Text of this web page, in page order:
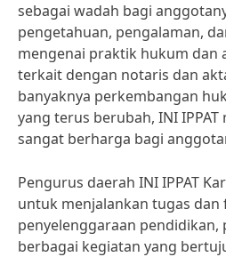
sebagai wadah bagi
pengetahuan, pengalaman,
mengenai praktik hukum dan
terkait dengan notaris dan
banyaknya perkembangan
yang terus berubah, INI
sangat berharga bagi
Pengurus daerah INI IPPAT
untuk menjalankan tugas
penyelenggaraan pendidikan,
berbagai kegiatan yang